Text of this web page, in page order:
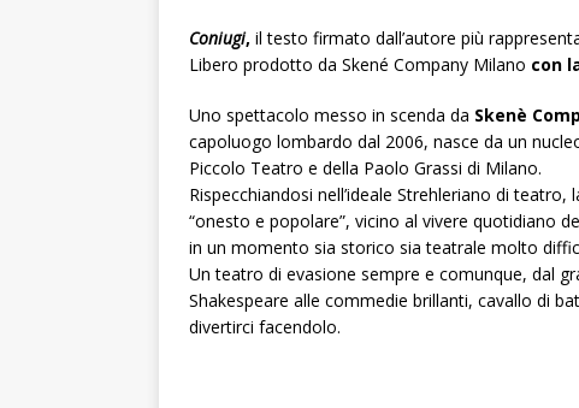
Coniugi, il testo firmato dall’autore più
Libero prodotto da Skené Company Milano con
Uno spettacolo messo in scenda da Skenè
capoluogo lombardo dal 2006, nasce da un
Piccolo Teatro e della Paolo Grassi di Milano.
Rispecchiandosi nell’ideale Strehleriano di
“onesto e popolare”, vicino al vivere quotidiano
in un momento sia storico sia teatrale molto
Un teatro di evasione sempre e comunque, dal
Shakespeare alle commedie brillanti, cavallo di
divertirci facendolo.